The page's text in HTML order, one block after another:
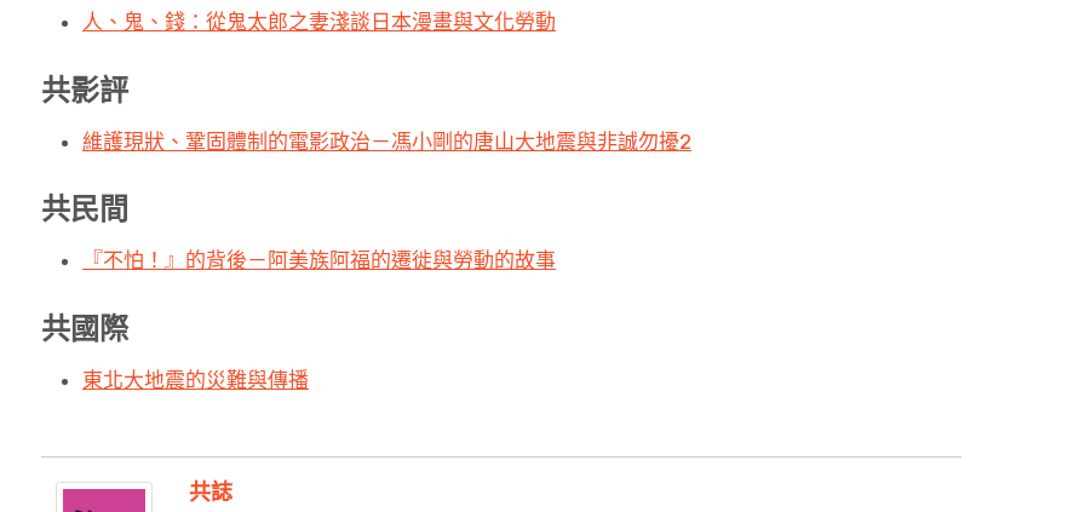
人、鬼、錢：從鬼太郎之妻淺談日本漫畫與文化勞動
共影評
維護現狀、鞏固體制的電影政治－馮小剛的唐山大地震與非誠勿擾2
共民間
『不怕！』的背後－阿美族阿福的遷徙與勞動的故事
共國際
東北大地震的災難與傳播
共誌